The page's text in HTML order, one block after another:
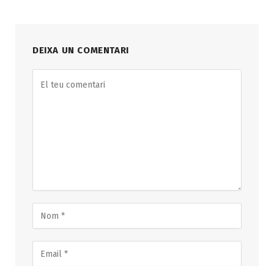
DEIXA UN COMENTARI